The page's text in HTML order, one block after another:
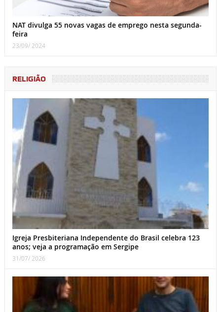
NAT divulga 55 novas vagas de emprego nesta segunda-
feira
23/09/ 2024
RELIGIÃO
Igreja Presbiteriana Independente do Brasil celebra 123
anos; veja a programação em Sergipe
31/07/ 2026